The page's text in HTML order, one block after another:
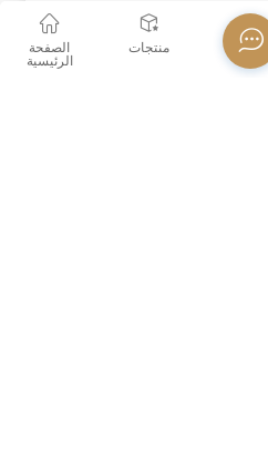
الصفحة
الرئيسية
منتجات